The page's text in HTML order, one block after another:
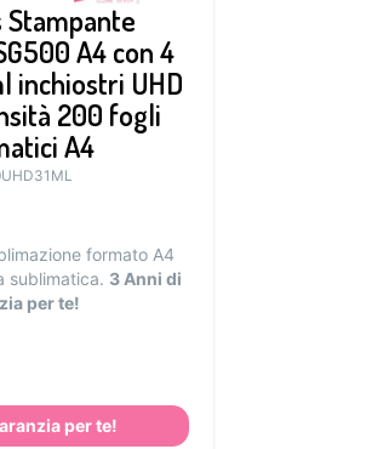
Stampante
A4 con 4
inchiostri UHD
200 fogli
A4
formato A4
sublimatica. 3 Anni di
per te!
per te!